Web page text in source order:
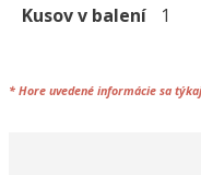
Kusov v balení 1
* Hore uvedené informácie sa